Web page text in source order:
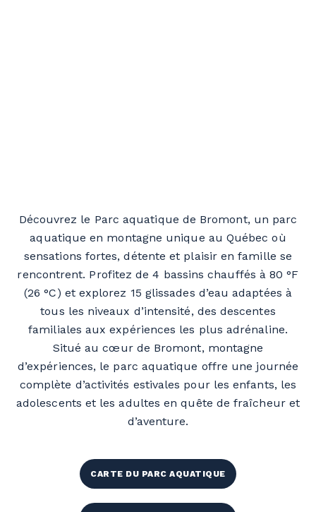
Découvrez le Parc aquatique de Bromont, un parc
aquatique en montagne unique au Québec où
sensations fortes, détente et plaisir en famille se
rencontrent. Profitez de 4 bassins chauffés à 80 °F
(26 °C) et explorez 15 glissades d’eau adaptées à
tous les niveaux d’intensité, des descentes
familiales aux expériences les plus adrénaline.
Situé au cœur de Bromont, montagne
d’expériences, le parc aquatique offre une journée
complète d’activités estivales pour les enfants, les
adolescents et les adultes en quête de fraîcheur et
d’aventure.
CARTE DU PARC AQUATIQUE